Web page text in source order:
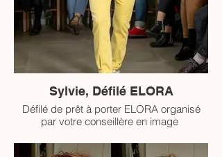
Sylvie, Défilé ELORA
Défilé de prêt à porter ELORA organisé
par votre conseillère en image